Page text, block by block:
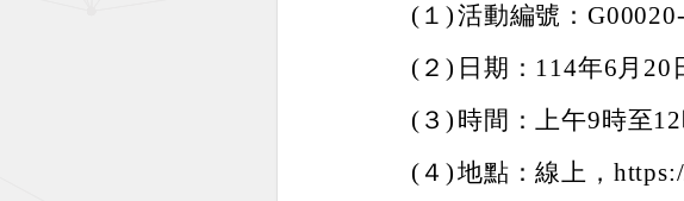
(１)活動編號：
(２) 日期：114年6月20
(３) 時間：上午9時至12
(４)地點：線上，